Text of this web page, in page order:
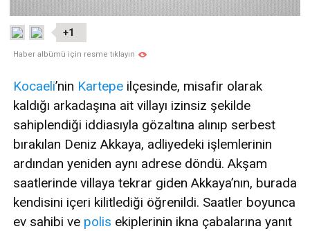
+1
Haber albümü için resme tıklayın
Kocaeli’nin Kartepe ilçesinde, misafir olarak
kaldığı arkadaşına ait villayı izinsiz şekilde
sahiplendiği iddiasıyla gözaltına alınıp serbest
bırakılan Deniz Akkaya, adliyedeki işlemlerinin
ardından yeniden aynı adrese döndü. Akşam
saatlerinde villaya tekrar giden Akkaya’nın, burada
kendisini içeri kilitlediği öğrenildi. Saatler boyunca
ev sahibi ve polis ekiplerinin ikna çabalarına yanıt